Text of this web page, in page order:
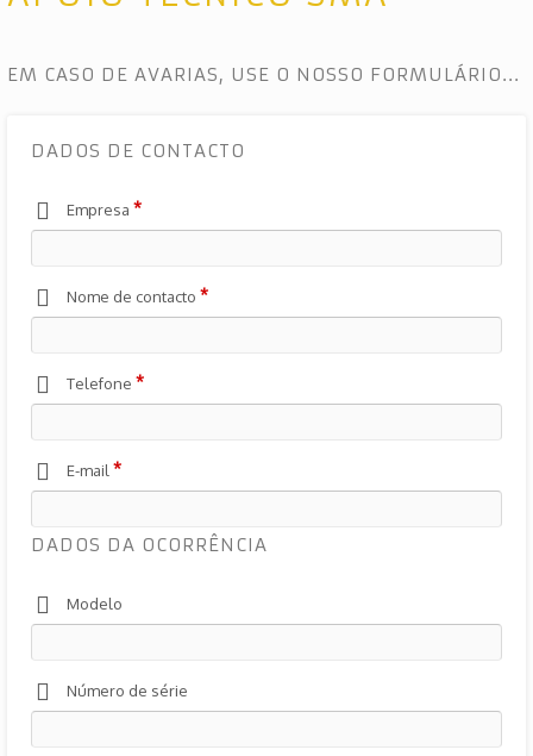
EM CASO DE AVARIAS, USE O NOSSO FORMULÁRIO...
DADOS DE CONTACTO
Empresa *
Nome de contacto *
Telefone *
E-mail *
DADOS DA OCORRÊNCIA
Modelo
Número de série